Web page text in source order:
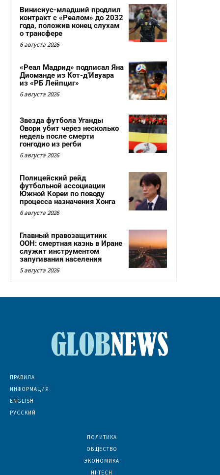
Винисиус-младший продлил
контракт с «Реалом» до 2032
года, положив конец слухам
о трансфере
6 августа 2026
«Реал Мадрид» подписал Яна
Диоманде из Кот-д’Ивуара
из «РБ Лейпциг»
6 августа 2026
Звезда футбола Уганды
Овори убит через несколько
недель после смерти
гонгодио из регби
6 августа 2026
Полицейский рейд
футбольной ассоциации
Южной Кореи по поводу
процесса назначения Хонга
6 августа 2026
Главный правозащитник
ООН: смертная казнь в Иране
служит инструментом
запугивания населения
5 августа 2026
ПРАВИЛА
ИНФОРМАЦИЯ
ENGLISH
РУССКИЙ
ПОЛИТИКА
ОБЩЕСТВО
ЭКОНОМИКА
HI-TECH